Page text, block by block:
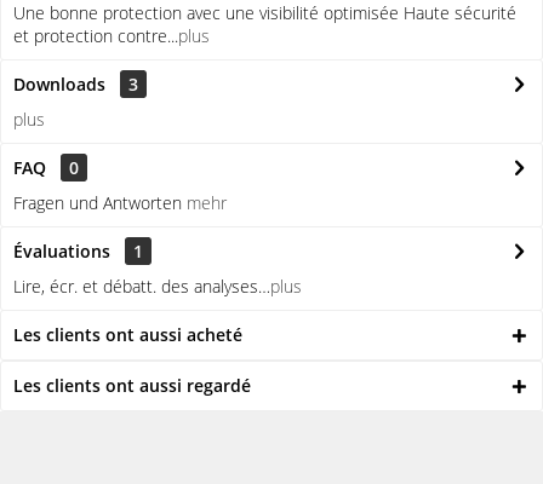
Une bonne protection avec une visibilité optimisée Haute sécurité
et protection contre...plus
Downloads
3
plus
FAQ
0
Fragen und Antworten mehr
Évaluations
1
Lire, écr. et débatt. des analyses…plus
Les clients ont aussi acheté
Les clients ont aussi regardé